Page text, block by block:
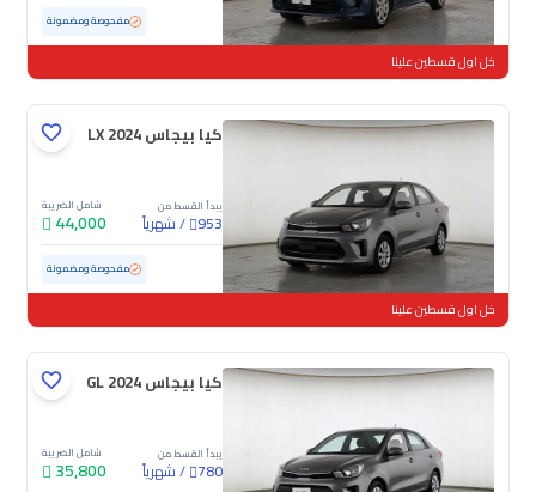
مستعملة 52,925 كم مفحوصة ومضمونة
خل اول قسطين علينا
كيا بيجاس LX 2024
يبدأ القسط من
953
/شهرياً
شامل الضريبة
44,000
مستعملة 16,178 كم ممشى قليل مفحوصة ومضمونة
خل اول قسطين علينا
كيا بيجاس GL 2024
يبدأ القسط من
780
/شهرياً
شامل الضريبة
35,800